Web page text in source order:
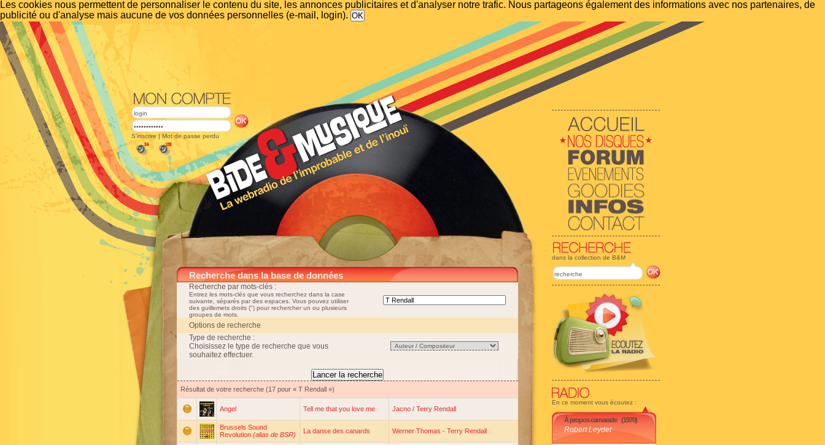
Les cookies nous permettent de personnaliser le contenu du site, les annonces publicitaires et d'analyser notre trafic. Nous partageons également des informations avec nos partenaires, de
publicité ou d'analyse mais aucune de vos données personnelles (e-mail, login).
dans la collection de B&M
En ce moment vous écoutez :
À propos camarade (1970)
Robert Leydet
S'inscrire | Mot de passe perdu
Recherche dans la base de données
Recherche par mots-clés :
Entrez les mots-clés que vous recherchez dans la case
suivante, séparés par des espaces. Vous pouvez utiliser
des guillemets droits (") pour rechercher un ou plusieurs
groupes de mots.
Options de recherche
Type de recherche :
Choisissez le type de recherche que vous
souhaitez effectuer.
Résultat de votre recherche (17 pour « T Rendall »)
Angel Tell me that you love me Jacno / Terry Rendall
Brussels Sound
Revolution (alias de BSR) La danse des canards Werner Thomas - Terry Rendall